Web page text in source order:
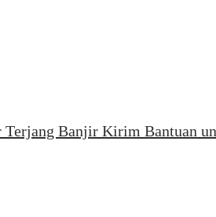
Banjir Kirim Bantuan